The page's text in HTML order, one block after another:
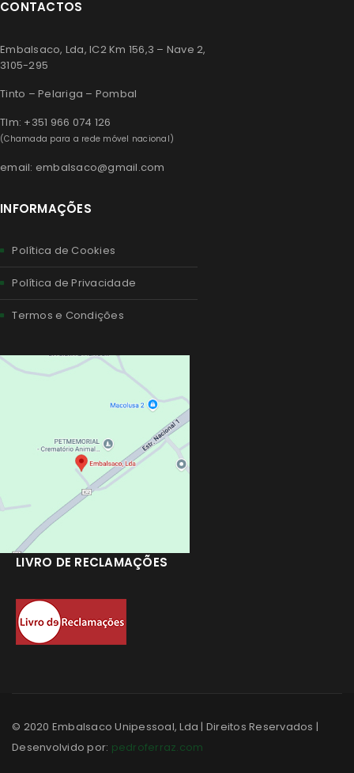
CONTACTOS
Embalsaco, Lda, IC2 Km 156,3 – Nave 2,
3105-295
Tinto – Pelariga – Pombal
Tlm: +351 966 074 126
(Chamada para a rede móvel nacional)
email: embalsaco@gmail.com
INFORMAÇÕES
Política de Cookies
Política de Privacidade
Termos e Condições
LIVRO DE RECLAMAÇÕES
© 2020 Embalsaco Unipessoal, Lda | Direitos Reservados |
Desenvolvido por: pedroferraz.com